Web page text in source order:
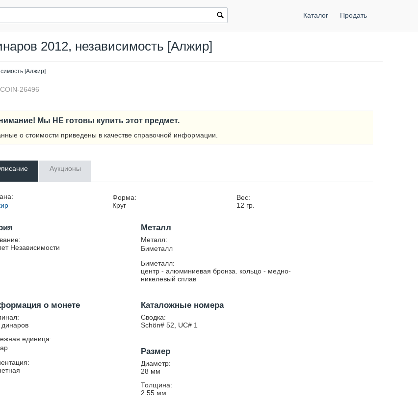
Каталог Продать
2012, независимость [Алжир]
[Алжир]
26496
Мы НЕ готовы купить этот предмет.
о стоимости приведены в качестве справочной информации.
Аукционы
Форма:
Круг
Вес:
12 гр.
Независимости
Металл
Металл:
Биметалл
Биметалл:
центр - алюминиевая бронза. кольцо - медно-
никелевый сплав
о монете
динаров
единица:
Каталожные номера
Сводка:
Schön# 52, UC# 1
Размер
Диаметр:
28 мм
Толщина:
2.55 мм